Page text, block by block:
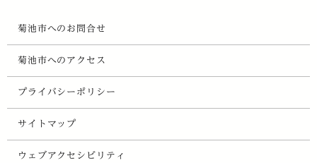
菊池市へのお問合せ
菊池市へのアクセス
プライバシーポリシー
サイトマップ
ウェブアクセシビリティ